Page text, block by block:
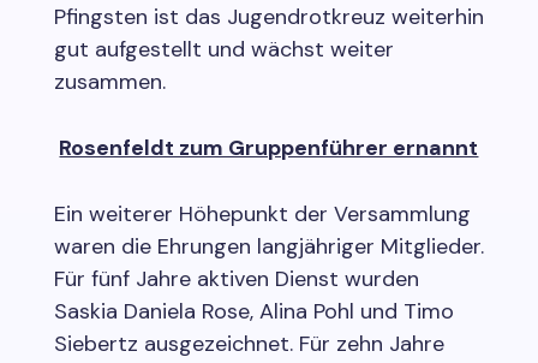
Pfingsten ist das Jugendrotkreuz weiterhin
gut aufgestellt und wächst weiter
zusammen.
Rosenfeldt zum Gruppenführer ernannt
Ein weiterer Höhepunkt der Versammlung
waren die Ehrungen langjähriger Mitglieder.
Für fünf Jahre aktiven Dienst wurden
Saskia Daniela Rose, Alina Pohl und Timo
Siebertz ausgezeichnet. Für zehn Jahre